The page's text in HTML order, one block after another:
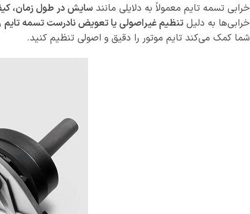
خرابی تسمه تایم معمولاً به دلایلی مانند سایش در طول زمان،
خرابی‌ها به دلیل تنظیم غیراصولی یا تعویض نادرست تسمه تایم
شما کمک می‌کند تایم موتور را دقیق و اصولی تنظیم کنید.